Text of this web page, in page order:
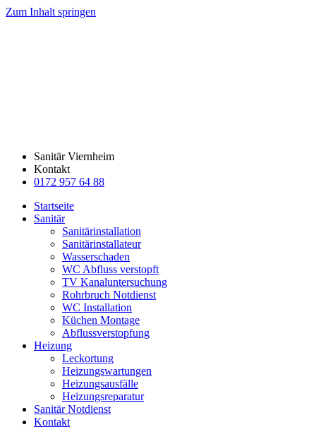
Zum Inhalt springen
Sanitär Viernheim
Kontakt
0172 957 64 88
Startseite
Sanitär
Sanitärinstallation
Sanitärinstallateur
Wasserschaden
WC Abfluss verstopft
TV Kanaluntersuchung
Rohrbruch Notdienst
WC Installation
Küchen Montage
Abflussverstopfung
Heizung
Leckortung
Heizungswartungen
Heizungsausfälle
Heizungsreparatur
Sanitär Notdienst
Kontakt